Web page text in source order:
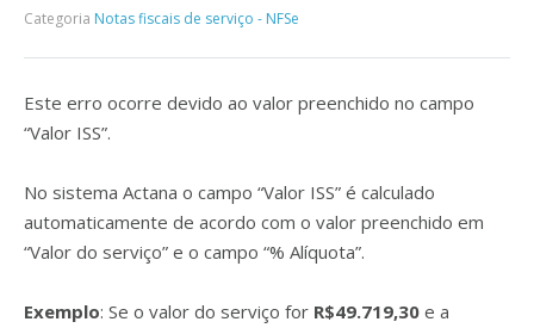
Categoria Notas fiscais de serviço - NFSe
Este erro ocorre devido ao valor preenchido no campo
“Valor ISS”.
No sistema Actana o campo “Valor ISS” é calculado
automaticamente de acordo com o valor preenchido em
“Valor do serviço” e o campo “% Alíquota”.
Exemplo: Se o valor do serviço for R$49.719,30 e a